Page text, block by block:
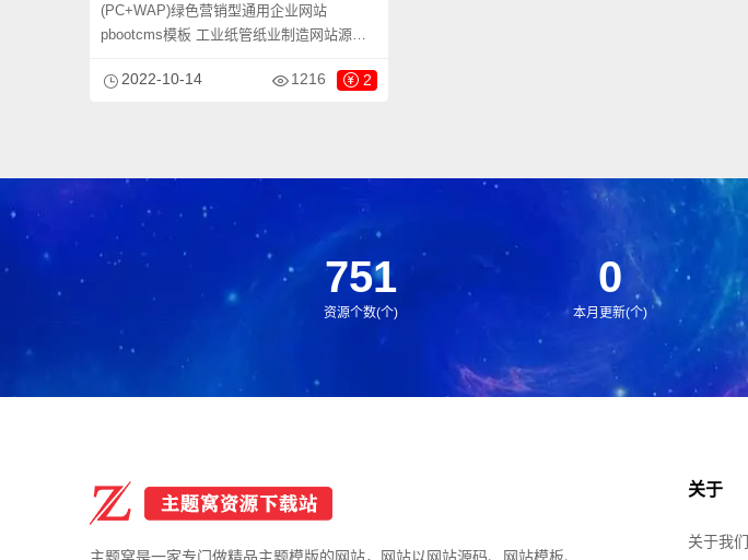
(PC+WAP)绿色营销型通用企业网站
pbootcms模板 工业纸管纸业制造网站源码
模板适用于营销型网站、纸业网站等企业，
2022-10-14 1216 2
751
资源个数(个)
0
本月更新(个)
关于
关于我们